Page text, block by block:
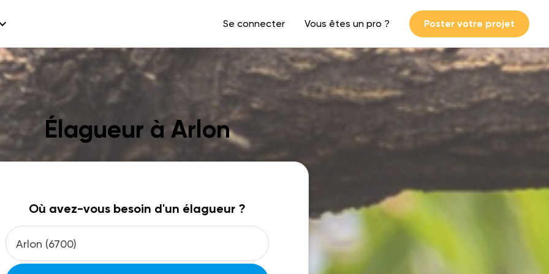
Se connecter Vous êtes un pro ? Poster votre projet
Élagueur à Arlon
Où avez-vous besoin d'un élagueur ?